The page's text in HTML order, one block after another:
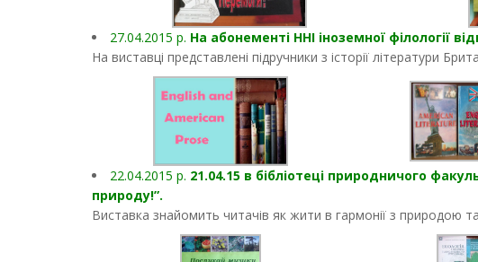
27.04.2015 р. На абонементі ННІ іноземної філології
На виставці представлені підручники з історії літератури
22.04.2015 р. 21.04.15 в бібліотеці природничого
природу!”.
Виставка знайомить читачів як жити в гармонії з природою